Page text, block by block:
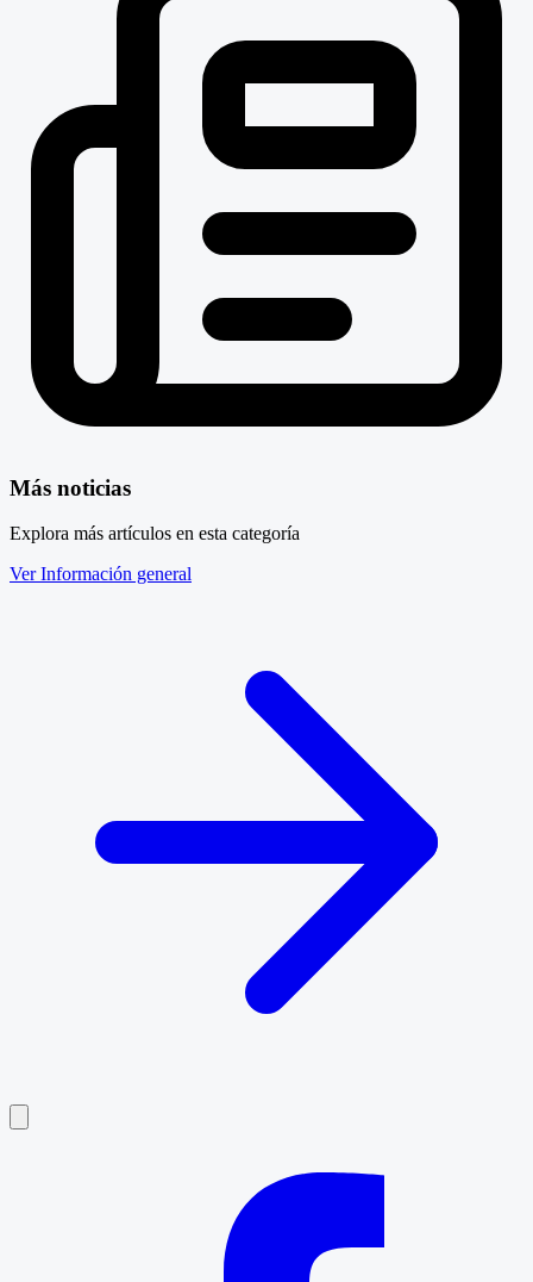
Más noticias
Explora más artículos en esta categoría
Ver Información general